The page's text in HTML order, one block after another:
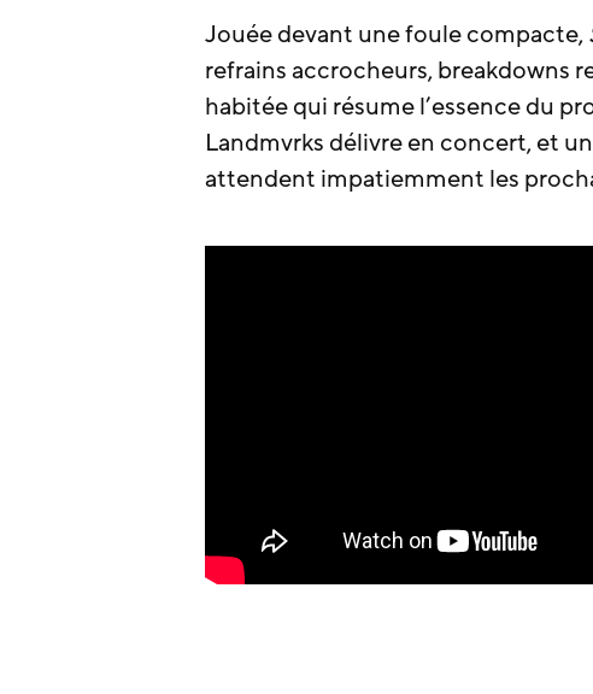
Jouée devant une foule compacte,
refrains accrocheurs, breakdowns
habitée qui résume l’essence du
Landmvrks délivre en concert, et
attendent impatiemment les